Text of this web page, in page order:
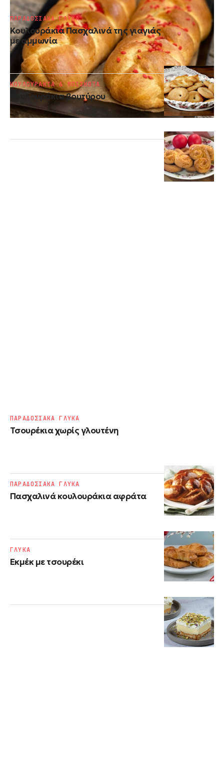
Κουλουράκια Πασχαλινά της γιαγιάς
με αμμωνία
ΠΑΡΑΔΟΣΙΑΚΑ ΓΛΥΚΑ
Κουλουράκια βουτύρου
ΚΟΥΛΟΥΡΑΚΙΑ & ΜΠΙΣΚΟΤΑ
Τσουρέκια χωρίς γλουτένη
ΠΑΡΑΔΟΣΙΑΚΑ ΓΛΥΚΑ
Πασχαλινά κουλουράκια αφράτα
ΠΑΡΑΔΟΣΙΑΚΑ ΓΛΥΚΑ
Εκμέκ με τσουρέκι
ΓΛΥΚΑ